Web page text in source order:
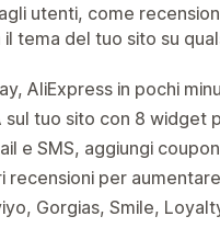
utenti, come
tema del tuo sito su
AliExpress in pochi
sul tuo sito con 8 widget
e SMS, aggiungi
per
Gorgias, Smile,